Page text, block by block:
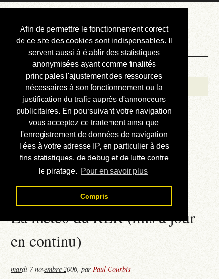
Afin de permettre le fonctionnement correct
de ce site des cookies sont indispensables. Il
servent aussi à établir des statistiques
anonymisées ayant comme finalités
principales l'ajustement des ressources
nécessaires à son fonctionnement ou la
justification du trafic auprès d'annonceurs
publicitaires. En poursuivant votre navigation
vous acceptez ce traitement ainsi que
l'enregistrement de données de navigation
liées à votre adresse IP, en particulier à des
fins statistiques, de debug et de lutte contre
le piratage. Pour en savoir plus
Compris
Courbis, « LE »
Blog Officiel
Bienvenue
Réalisations
Divers (et d’été)
Annonces
Liens externes
Téléchargement
Contact
La météo du RER (mis à jour
en continu)
mardi 7 novembre 2006,parPaul Courbis